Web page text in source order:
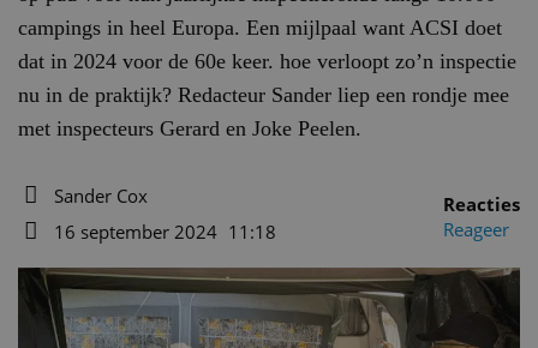
campings in heel Europa. Een mijlpaal want ACSI doet
dat in 2024 voor de 60e keer. hoe verloopt zo’n inspectie
nu in de praktijk? Redacteur Sander liep een rondje mee
met inspecteurs Gerard en Joke Peelen.
Auteur
Sander Cox
16 september 2024 11:18
Reacties
Reageer